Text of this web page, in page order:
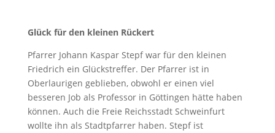
Glück für den kleinen Rückert
Pfarrer Johann Kaspar Stepf war für den kleinen
Friedrich ein Glückstreffer. Der Pfarrer ist in
Oberlaurigen geblieben, obwohl er einen viel
besseren Job als Professor in Göttingen hätte haben
können. Auch die Freie Reichsstadt Schweinfurt
wollte ihn als Stadtpfarrer haben. Stepf ist